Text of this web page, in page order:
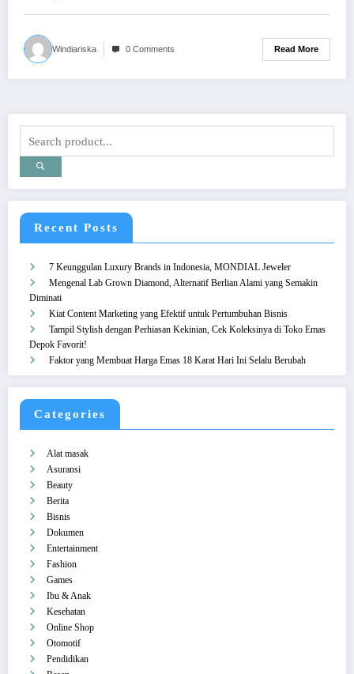
Windiariska 0 Comments Read More
Recent Posts
7 Keunggulan Luxury Brands in Indonesia, MONDIAL Jeweler
Mengenal Lab Grown Diamond, Alternatif Berlian Alami yang Semakin
Diminati
Kiat Content Marketing yang Efektif untuk Pertumbuhan Bisnis
Tampil Stylish dengan Perhiasan Kekinian, Cek Koleksinya di Toko Emas
Depok Favorit!
Faktor yang Membuat Harga Emas 18 Karat Hari Ini Selalu Berubah
Categories
Alat masak
Asuransi
Beauty
Berita
Bisnis
Dokumen
Entertainment
Fashion
Games
Ibu & Anak
Kesehatan
Online Shop
Otomotif
Pendidikan